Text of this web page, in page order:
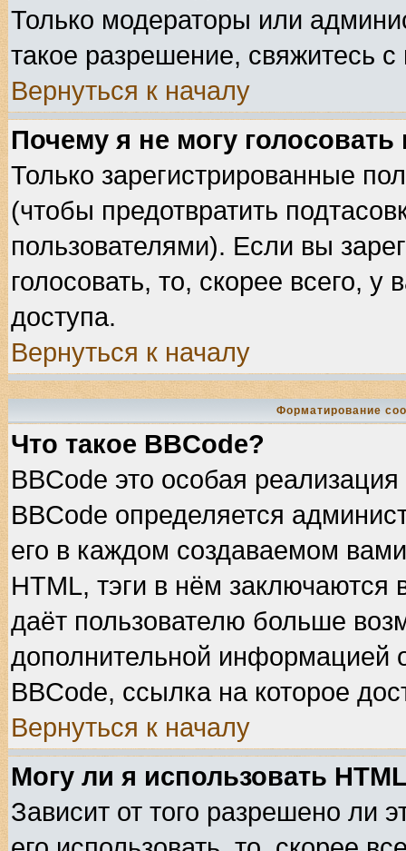
Только модераторы или
такое разрешение, свяжитесь
Вернуться к началу
Почему я не могу голосовать
Только зарегистрированные
(чтобы предотвратить
пользователями). Если вы
голосовать, то, скорее всего,
доступа.
Вернуться к началу
Форматирование
Что такое BBCode?
BBCode это особая
BBCode определяется
его в каждом создаваемом
HTML, тэги в нём заключаются
даёт пользователю больше
дополнительной информацией
BBCode, ссылка на которое
Вернуться к началу
Могу ли я использовать
Зависит от того разрешено ли